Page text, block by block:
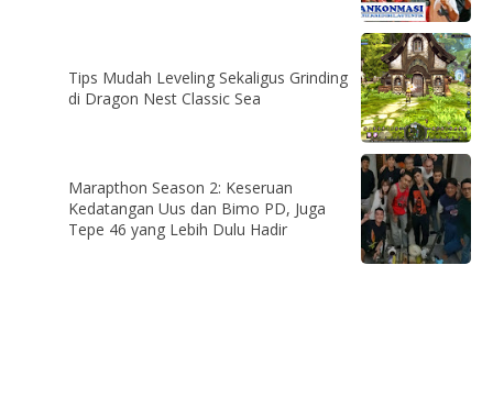
Tips Mudah Leveling Sekaligus Grinding
di Dragon Nest Classic Sea
Marapthon Season 2: Keseruan
Kedatangan Uus dan Bimo PD, Juga
Tepe 46 yang Lebih Dulu Hadir